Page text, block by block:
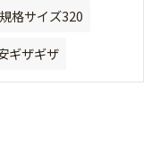
規格サイズ320
ギザギザ